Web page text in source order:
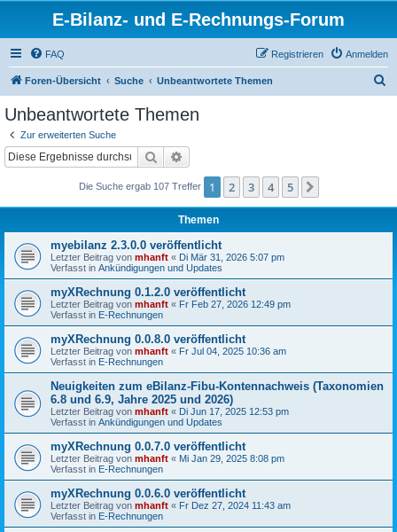
E-Bilanz- und E-Rechnungs-Forum
FAQ Anmelden
Registrieren
Foren-Übersicht Suche Unbeantwortete Themen
Unbeantwortete Themen
Zur erweiterten Suche
Suche
Die Suche ergab 107 Treffer 1 2 3 4 5
Themen
myebilanz 2.3.0.0 veröffentlicht
Letzter Beitrag von mhanft « Di Mär 31, 2026 5:07 pm
Verfasst in Ankündigungen und Updates
myXRechnung 0.1.2.0 veröffentlicht
Letzter Beitrag von mhanft « Fr Feb 27, 2026 12:49 pm
Verfasst in E-Rechnungen
myXRechnung 0.0.8.0 veröffentlicht
Letzter Beitrag von mhanft « Fr Jul 04, 2025 10:36 am
Verfasst in E-Rechnungen
Neuigkeiten zum eBilanz-Fibu-Kontennachweis (Taxonomien
6.8 und 6.9, Jahre 2025 und 2026)
Letzter Beitrag von mhanft « Di Jun 17, 2025 12:53 pm
Verfasst in Ankündigungen und Updates
myXRechnung 0.0.7.0 veröffentlicht
Letzter Beitrag von mhanft « Mi Jan 29, 2025 8:08 pm
Verfasst in E-Rechnungen
myXRechnung 0.0.6.0 veröffentlicht
Letzter Beitrag von mhanft « Fr Dez 27, 2024 11:43 am
Verfasst in E-Rechnungen